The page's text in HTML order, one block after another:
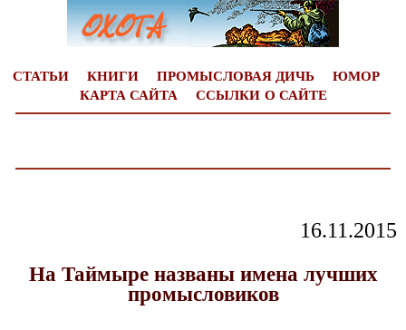
СТАТЬИ КНИГИ ПРОМЫСЛОВАЯ ДИЧЬ
ЮМОР
КАРТА САЙТА
ССЫЛКИ О САЙТЕ
16.11.2015
На Таймыре названы имена лучших
промысловиков